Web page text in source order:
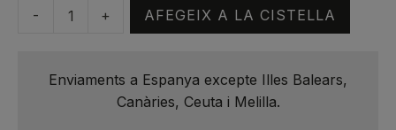
-
quantitat
illusion
+ AFEGEIX A LA CISTELLA
Enviaments a Espanya excepte Illes Balears,
Canàries, Ceuta i Melilla.